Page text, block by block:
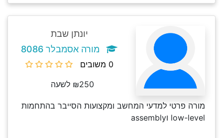
יונתן שבת
מורה אסמבלר 8086
0 משובים
₪250 לשעה
מורה פרטי למדעי המחשב ומקצועות הסייבר בהתחמות
low-level וassembly